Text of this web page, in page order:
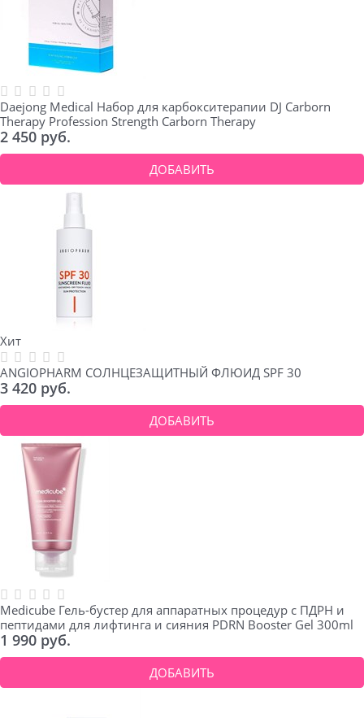
Daejong Medical Набор для карбокситерапии DJ Carborn
Therapy Profession Strength Carborn Therapy
2 450 руб.
ДОБАВИТЬ
Хит
ANGIOPHARM СОЛНЦЕЗАЩИТНЫЙ ФЛЮИД SPF 30
3 420 руб.
ДОБАВИТЬ
Medicube Гель-бустер для аппаратных процедур с ПДРН и
пептидами для лифтинга и сияния PDRN Booster Gel 300ml
1 990 руб.
ДОБАВИТЬ